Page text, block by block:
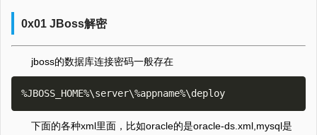
0x01 JBoss解密
jboss的数据库连接密码一般存在
下面的各种xml里面，比如oracle的是oracle-ds.xml,mysql是